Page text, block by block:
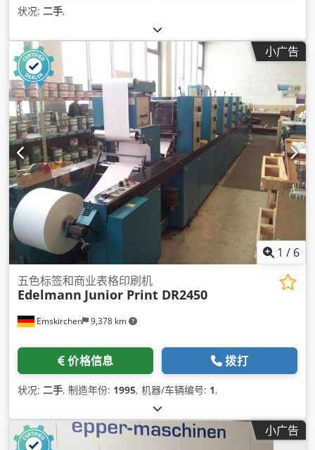
状况: 二手,
小广告
1 / 6
Emskirchen 9,378 km
五色标签和商业表格印刷机
Edelmann Junior Print DR2450
价格信息 拨打
状况: 二手, 制造年份: 1995, 机器/车辆编号: 1,
小广告